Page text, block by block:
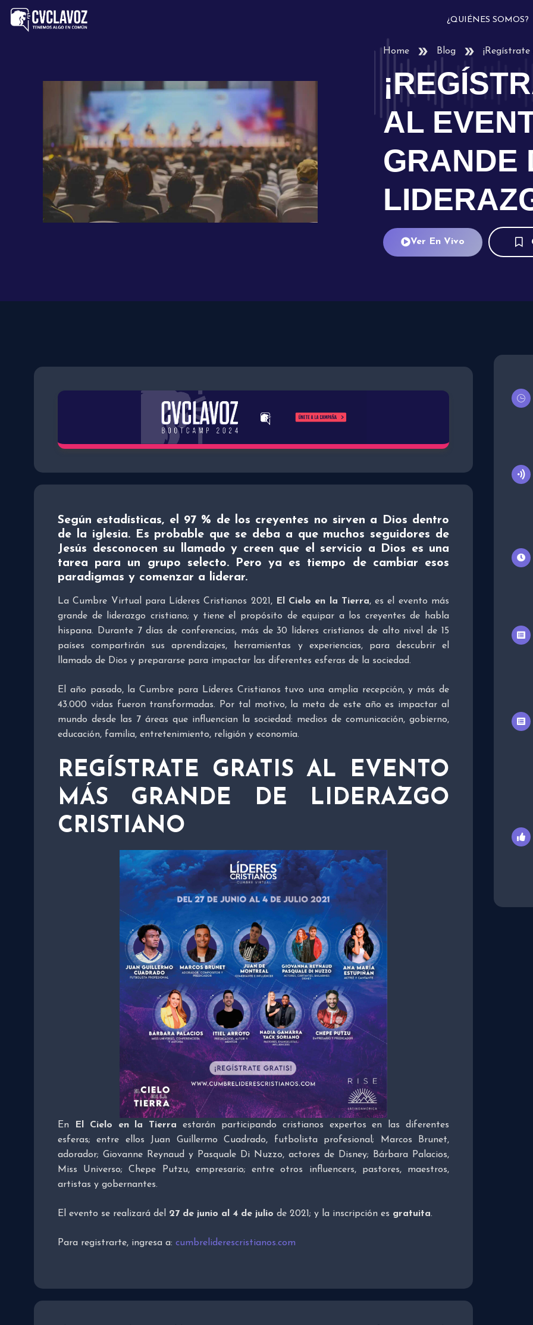
¿QUIÉNES SOMOS?
Home Blog
AL
GRANDE
Ver En Vivo
Según estadísticas, el 97 % de los creyentes no sirven a Dios dentro
de la iglesia. Es probable que se deba a que muchos seguidores de
Jesús desconocen su llamado y creen que el servicio a Dios es una
tarea para un grupo selecto. Pero ya es tiempo de cambiar esos
paradigmas y comenzar a liderar.
La Cumbre Virtual para Líderes Cristianos 2021, El Cielo en la Tierra, es el evento más
grande de liderazgo cristiano; y tiene el propósito de equipar a los creyentes de habla
hispana. Durante 7 días de conferencias, más de 30 líderes cristianos de alto nivel de 15
países compartirán sus aprendizajes, herramientas y experiencias, para descubrir el
llamado de Dios y prepararse para impactar las diferentes esferas de la sociedad.
El año pasado, la Cumbre para Líderes Cristianos tuvo una amplia recepción, y más de
43.000 vidas fueron transformadas. Por tal motivo, la meta de este año es impactar al
mundo desde las 7 áreas que influencian la sociedad: medios de comunicación, gobierno,
educación, familia, entretenimiento, religión y economía.
REGÍSTRATE GRATIS AL EVENTO
MÁS GRANDE DE LIDERAZGO
CRISTIANO
En El Cielo en la Tierra estarán participando cristianos expertos en las diferentes
esferas; entre ellos Juan Guillermo Cuadrado, futbolista profesional; Marcos Brunet,
adorador; Giovanne Reynaud y Pasquale Di Nuzzo, actores de Disney; Bárbara Palacios,
Miss Universo; Chepe Putzu, empresario; entre otros influencers, pastores, maestros,
artistas y gobernantes.
El evento se realizará del 27 de junio al 4 de julio de 2021; y la inscripción es gratuita.
Para registrarte, ingresa a: cumbreliderescristianos.com